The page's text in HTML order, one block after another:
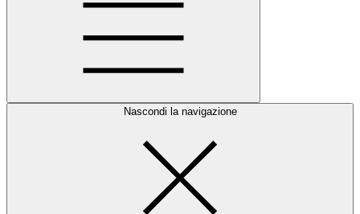
Nascondi la navigazione